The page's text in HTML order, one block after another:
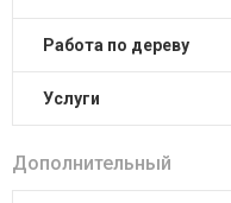
работа по дереву
услуги
Дополнительный